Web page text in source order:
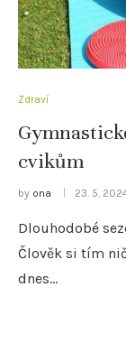
Zdraví
cvikům
by ona 23. 5.
Dlouhodobé
Člověk si tím
dnes…